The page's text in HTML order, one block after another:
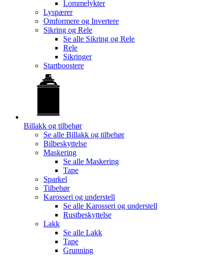
Lommelykter
Lyspærer
Omformere og Invertere
Sikring og Rele
Se alle Sikring og Rele
Rele
Sikringer
Startboostere
Billakk og tilbehør
Se alle Billakk og tilbehør
Bilbeskyttelse
Maskering
Se alle Maskering
Tape
Sparkel
Tilbehør
Karosseri og understell
Se alle Karosseri og understell
Rustbeskyttelse
Lakk
Se alle Lakk
Tape
Grunning